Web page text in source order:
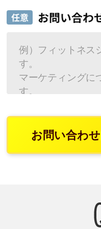
お問い合わ
任意